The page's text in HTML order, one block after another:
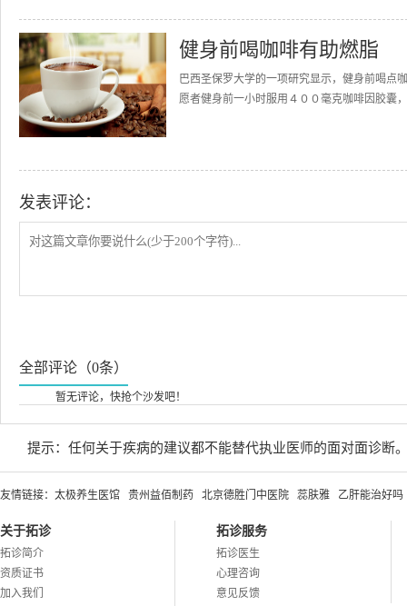
健身前喝咖啡有助燃脂
巴西圣保罗大学的一项研究显示，健身前喝点
愿者健身前一小时服用４００毫克咖啡因胶囊
发表评论：
全部评论（0条）
暂无评论，快抢个沙发吧！
提示：任何关于疾病的建议都不能替代执业医师的面对面诊断
友情链接： 太极养生医馆 贵州益佰制药 北京德胜门中医院 蕊肤雅 乙肝能治好吗
关于拓诊
拓诊简介
资质证书
加入我们
拓诊服务
拓诊医生
心理咨询
意见反馈